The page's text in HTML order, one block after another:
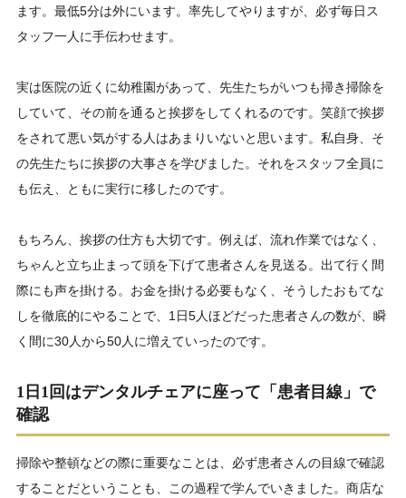
ます。最低5分は外にいます。率先してやりますが、必ず毎日ス
タッフ一人に手伝わせます。
実は医院の近くに幼稚園があって、先生たちがいつも掃き掃除を
していて、その前を通ると挨拶をしてくれるのです。笑顔で挨拶
をされて悪い気がする人はあまりいないと思います。私自身、そ
の先生たちに挨拶の大事さを学びました。それをスタッフ全員に
も伝え、ともに実行に移したのです。
もちろん、挨拶の仕方も大切です。例えば、流れ作業ではなく、
ちゃんと立ち止まって頭を下げて患者さんを見送る。出て行く間
際にも声を掛ける。お金を掛ける必要もなく、そうしたおもてな
しを徹底的にやることで、1日5人ほどだった患者さんの数が、瞬
く間に30人から50人に増えていったのです。
1日1回はデンタルチェアに座って「患者目線」で
確認
掃除や整頓などの際に重要なことは、必ず患者さんの目線で確認
することだということも、この過程で学んでいきました。商店な